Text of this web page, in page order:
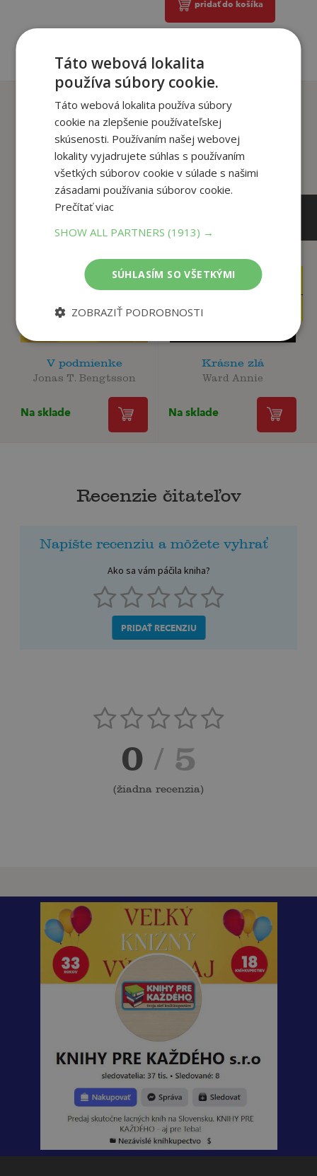
pridať do košíka
Zákazníci, ktorí si kúpili
tento titul si tiež kúpili
14
4 €
V podmienke
Jonas T. Bengtsson
Na sklade
15
Krásne zlá
Ward Annie
Na sklade
Recenzie čitateľov
Napíšte recenziu a môžete vyhrať
Ako sa vám páčila kniha?
PRIDAŤ RECENZIU
0 / 5
(žiadna recenzia)
Táto webová lokalita
používa súbory cookie.
Táto webová lokalita používa súbory
cookie na zlepšenie používateľskej
skúsenosti. Používaním našej webovej
lokality vyjadrujete súhlas s používaním
všetkých súborov cookie v súlade s našimi
zásadami používania súborov cookie.
Prečítať viac
SHOW ALL PARTNERS(1913) →
SÚHLASÍM SO VŠETKÝMI
ZOBRAZIŤ PODROBNOSTI